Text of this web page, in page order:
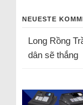
NEUESTE
Long Rồng
dân sẽ thắng